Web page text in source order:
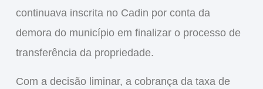
continuava inscrita no Cadin por conta da
demora do município em finalizar o processo de
transferência da propriedade.
Com a decisão liminar, a cobrança da taxa de